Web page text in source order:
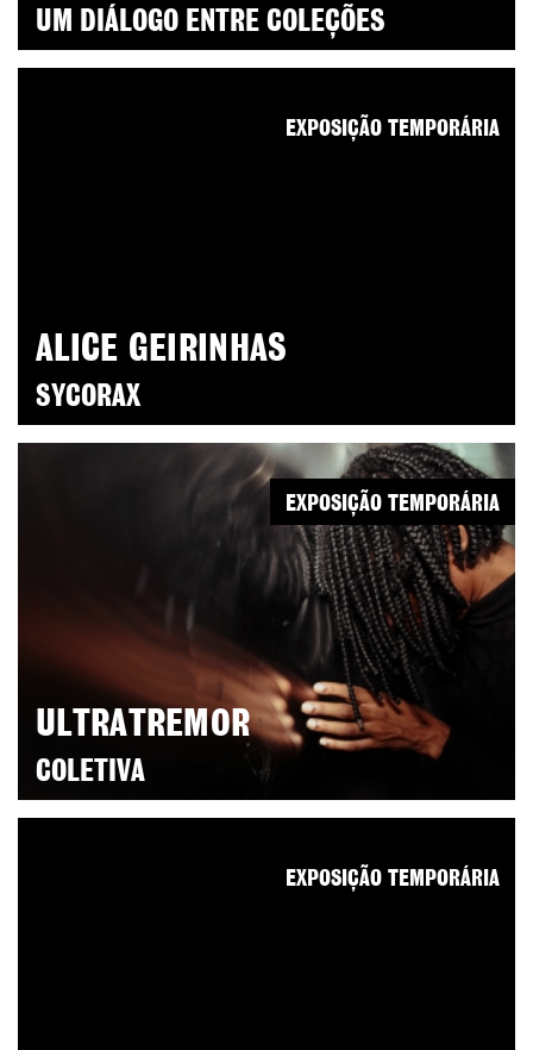
UM DIÁLOGO ENTRE COLEÇÕES
ALICE GEIRINHAS
SYCORAX
EXPOSIÇÃO TEMPORÁRIA
ULTRATREMOR
COLETIVA
EXPOSIÇÃO TEMPORÁRIA
EXPOSIÇÃO TEMPORÁRIA